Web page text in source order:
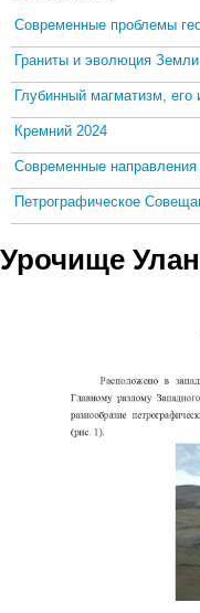
Современные проблемы
Граниты и эволюция
Глубинный магматизм,
Кремний 2024
Современные направления
Петрографическое
Урочище